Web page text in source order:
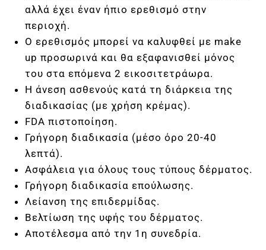
Ρ
Χ
Κ
αλλά έχει έναν ήπιο ερεθισμό στην
περιοχή.
Ο ερεθισμός μπορεί να καλυφθεί με make
up προσωρινά και θα εξαφανισθεί μόνος
του στα επόμενα 2 εικοσιτετράωρα.
Η άνεση ασθενούς κατά τη διάρκεια της
διαδικασίας (με χρήση κρέμας).
FDA πιστοποίηση.
Γρήγορη διαδικασία (μέσο όρο 20-40
λεπτά).
Ασφάλεια για όλους τους τύπους δέρματος.
Γρήγορη διαδικασία επούλωσης.
Λείανση της επιδερμίδας.
Βελτίωση της υφής του δέρματος.
Αποτέλεσμα από την 1η συνεδρία.